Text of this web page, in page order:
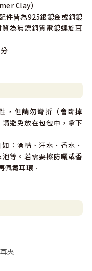
Clay）
件皆為925銀鍍金或銅鍍
為無鎳銅質電鍍螺旋耳
，但請勿彎折（會斷掉
避免放在包包中，拿下
：酒精、汗水、香水、
等。若需要擦防曬或香
佩戴耳環。
夾